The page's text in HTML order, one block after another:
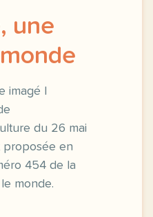
une
imagé |
du 26 mai
proposée en
454 de la
monde.